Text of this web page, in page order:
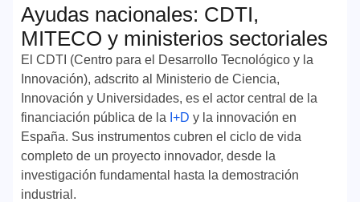
Ayudas nacionales: CDTI,
MITECO y ministerios sectoriales
El CDTI (Centro para el Desarrollo Tecnológico y la
Innovación), adscrito al Ministerio de Ciencia,
Innovación y Universidades, es el actor central de la
financiación pública de la I+D y la innovación en
España. Sus instrumentos cubren el ciclo de vida
completo de un proyecto innovador, desde la
investigación fundamental hasta la demostración
industrial.